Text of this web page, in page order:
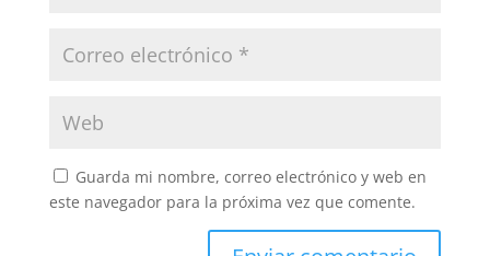
Guarda mi nombre, correo electrónico y web en
este navegador para la próxima vez que comente.